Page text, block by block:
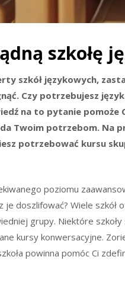
szkołę
szkół językowych,
Czy potrzebujesz
na to pytanie pomoże
Twoim potrzebom. Na
potrzebować kursu
poziomu
je doszlifować? Wiele
grupy. Niektóre szkoły
kursy konwersacyjne.
powinna pomóc Ci